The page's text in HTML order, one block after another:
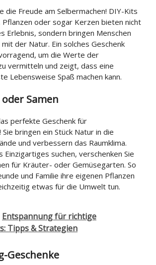
die Freude am Selbermachen! DIY-Kits
oder sogar Kerzen bieten nicht
Erlebnis, sondern bringen Menschen
der Natur. Ein solches Geschenk
um die Werte der
vermitteln und zeigt, dass eine
Lebensweise Spaß machen kann.
Samen
perfekte Geschenk für
bringen ein Stück Natur in die
und verbessern das Raumklima.
Einzigartiges suchen, verschenken Sie
für Kräuter- oder Gemüsegarten. So
und Familie ihre eigenen Pflanzen
etwas für die Umwelt tun.
Entspannung für richtige
Tipps & Strategien
Geschenke